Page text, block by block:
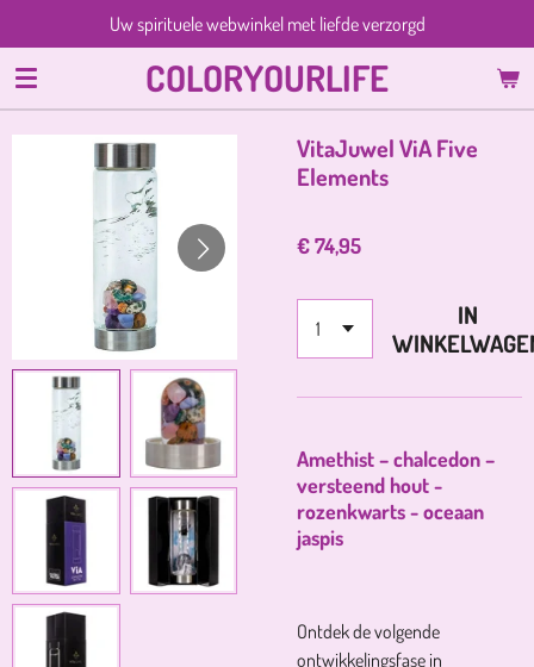
direct
naar
de
hoofdinhoud
COLORYOURLIFE
Uw spirituele webwinkel met liefde verzorgd
VitaJuwel ViA Five
Elements
€ 74,95
IN
Amethist – chalcedon –
versteend hout -
rozenkwarts - oceaan
jaspis
Ontdek de volgende
ontwikkelingsfase in